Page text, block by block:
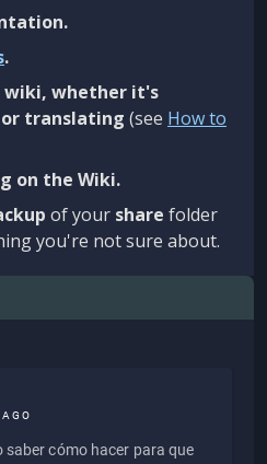
.
whether it's
translating (see How to
on the Wiki.
of your share folder
you're not sure about.
saber cómo hacer para que